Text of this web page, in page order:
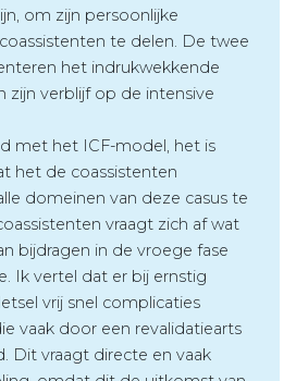
om zijn persoonlijke
te delen. De twee
het indrukwekkende
zijn verblijf op de intensive
met het ICF-model, het is
het de coassistenten
domeinen van deze casus te
vraagt zich af wat
bijdragen in de vroege fase
Ik vertel dat er bij ernstig
vrij snel complicaties
vaak door een revalidatiearts
Dit vraagt directe en vaak